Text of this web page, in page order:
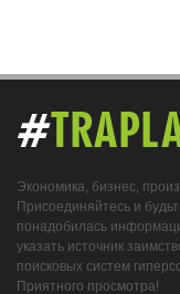
#
Экономика, бизнес,
Присоединяйтесь и
понадобилась
указать источник
поисковых систем
Приятного просмотра!